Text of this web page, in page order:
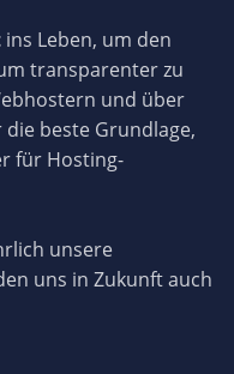
ins Leben, um den
transparenter zu
und über
beste Grundlage,
für Hosting-
unsere
uns in Zukunft auch